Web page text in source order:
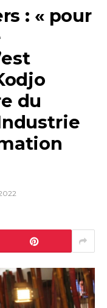
: « pour
du